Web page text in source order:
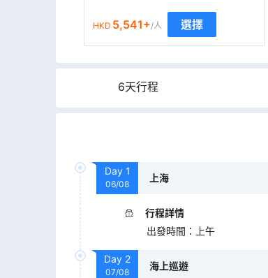
HKD 5,541+/人 選擇
6天行程
Day 1
06/08
上海
行程詳情
出發時間 ： 上午
Day 2
07/08
海上巡遊